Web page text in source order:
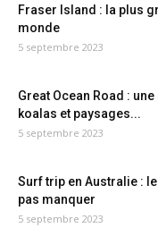
Fraser Island : la plus
monde
5 septembre 2023
Great Ocean Road :
koalas et paysages...
5 septembre 2023
Surf trip en Australie :
pas manquer
5 septembre 2023